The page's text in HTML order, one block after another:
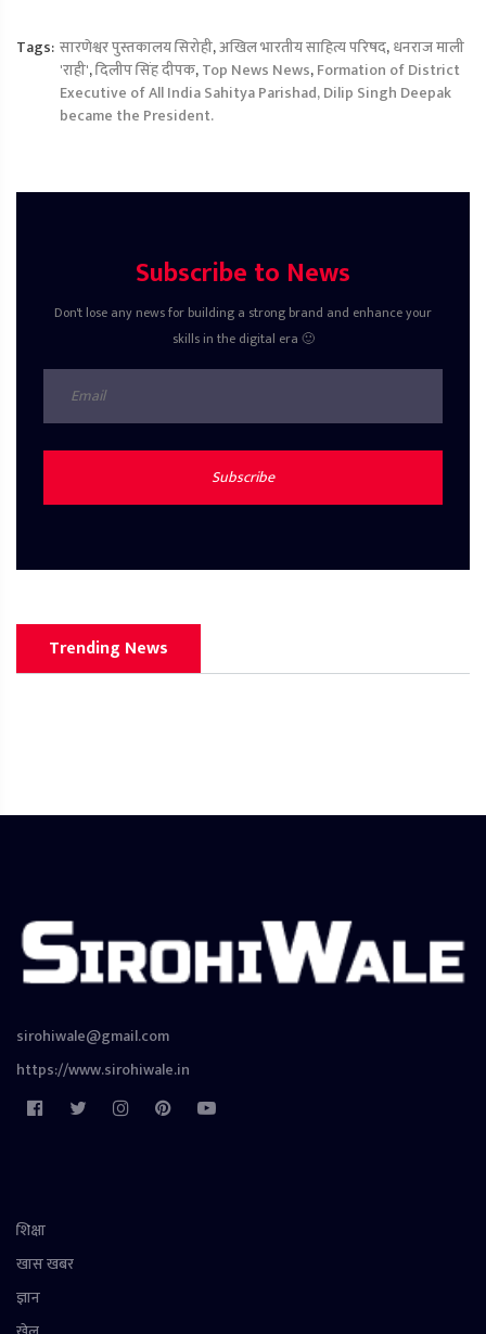
Tags: सारणेश्वर पुस्तकालय सिरोही,अखिल भारतीय साहित्य परिषद,धनराज माली
'राही',दिलीप सिंह दीपक,Top News News,Formation of District
Executive of All India Sahitya Parishad, Dilip Singh Deepak
became the President.
Subscribe to News
Don't lose any news for building a strong brand and enhance your
skills in the digital era 🙂
Subscribe
Trending News
sirohiwale@gmail.com
https://www.sirohiwale.in
शिक्षा
खास खबर
ज्ञान